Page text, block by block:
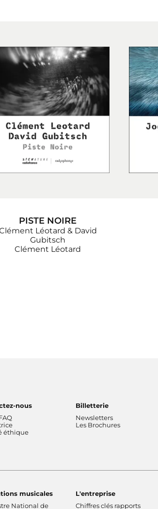
PISTE NOIRE
Léotard & David
Gubitsch
Clément Léotard
nous
éthique
Billetterie
Newsletters
Les Brochures
musicales
National de
L'entreprise
Chiffres clés rapports